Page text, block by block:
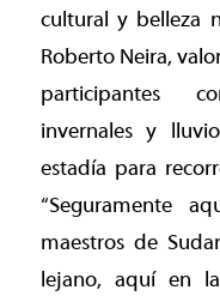
cultural y belleza
Roberto Neira,
participantes
invernales y
estadía para
“Seguramente
maestros de
lejano, aquí en